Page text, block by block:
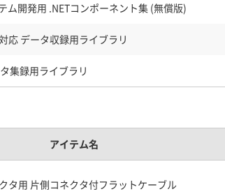
ム開発用 .NETコンポーネント集 (無償版)
応 データ収録用ライブラリ
集録用ライブラリ
アイテム名
タ用 片側コネクタ付フラットケーブル